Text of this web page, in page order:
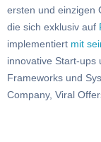
ersten und einzigen
die sich exklusiv auf
implementiert mit
innovative Start-ups
Frameworks und
Company, Viral